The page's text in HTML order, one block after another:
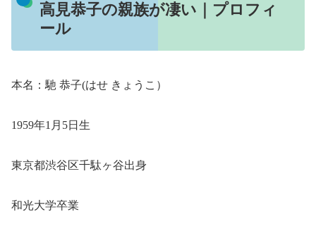
高見恭子の親族が凄い｜プロフィ
ール
本名：馳 恭子(はせ きょうこ）
1959年1月5日生
東京都渋谷区千駄ヶ谷出身
和光大学卒業